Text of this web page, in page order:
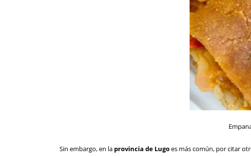
Sin embargo, en la provincia de Lugoes más común, por citar